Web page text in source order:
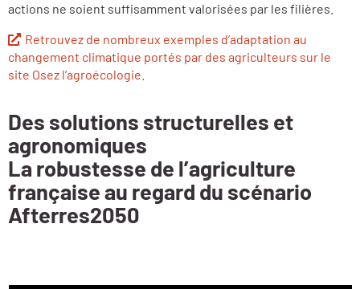
actions ne soient suffisamment valorisées par les filières.
Retrouvez de nombreux exemples d’adaptation au
changement climatique portés par des agriculteurs sur le
site Osez l’agroécologie.
Des solutions structurelles et
agronomiques
La robustesse de l’agriculture
française au regard du scénario
Afterres2050